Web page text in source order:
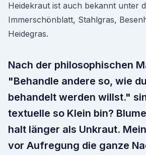
Heidekraut ist auch bekannt unter
Immerschönblatt, Stahlgras,
Heidegras.
Nach der philosophischen
"Behandle andere so, wie
behandelt werden willst."
textuelle so Klein bin?
halt länger als Unkraut.
vor Aufregung die ganze